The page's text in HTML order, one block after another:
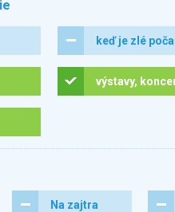
keď je zlé
výstavy,
Na zajtra